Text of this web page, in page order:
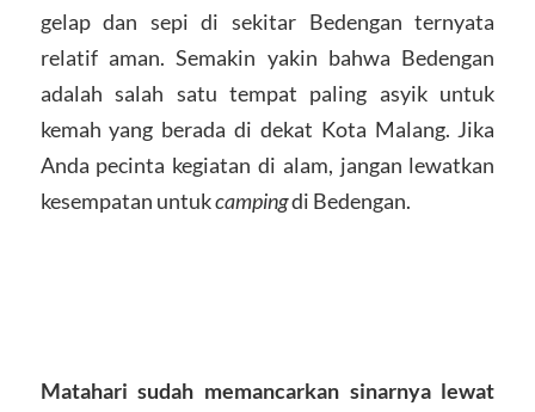
gelap dan sepi di sekitar Bedengan ternyata
relatif aman. Semakin yakin bahwa Bedengan
adalah salah satu tempat paling asyik untuk
kemah yang berada di dekat Kota Malang. Jika
Anda pecinta kegiatan di alam, jangan lewatkan
kesempatan untukcampingdi Bedengan.
Matahari sudah memancarkan sinarnya lewat